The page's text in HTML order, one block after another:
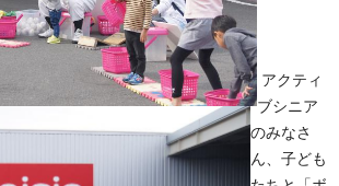
アクティ
ブシニア
のみなさ
ん、子ども